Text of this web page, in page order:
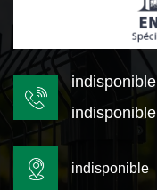
indisponible
indisponible
indisponible